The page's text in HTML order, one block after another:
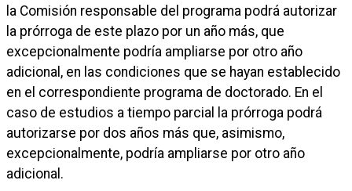
la Comisión responsable del programa podrá autorizar
la prórroga de este plazo por un año más, que
excepcionalmente podría ampliarse por otro año
adicional, en las condiciones que se hayan establecido
en el correspondiente programa de doctorado. En el
caso de estudios a tiempo parcial la prórroga podrá
autorizarse por dos años más que, asimismo,
excepcionalmente, podría ampliarse por otro año
adicional.